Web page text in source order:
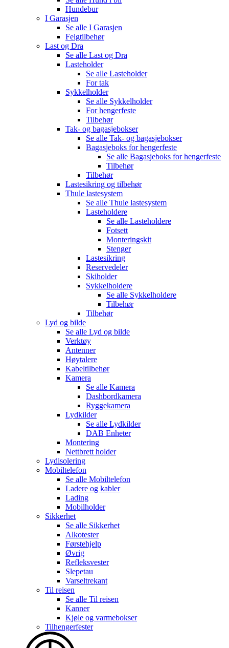
Hundebur
I Garasjen
Se alle I Garasjen
Felgtilbehør
Last og Dra
Se alle Last og Dra
Lasteholder
Se alle Lasteholder
For tak
Sykkelholder
Se alle Sykkelholder
For hengerfeste
Tilbehør
Tak- og bagasjebokser
Se alle Tak- og bagasjebokser
Bagasjeboks for hengerfeste
Se alle Bagasjeboks for hengerfeste
Tilbehør
Tilbehør
Lastesikring og tilbehør
Thule lastesystem
Se alle Thule lastesystem
Lasteholdere
Se alle Lasteholdere
Fotsett
Monteringskit
Stenger
Lastesikring
Reservedeler
Skiholder
Sykkelholdere
Se alle Sykkelholdere
Tilbehør
Tilbehør
Lyd og bilde
Se alle Lyd og bilde
Verktøy
Antenner
Høytalere
Kabeltilbehør
Kamera
Se alle Kamera
Dashbordkamera
Ryggekamera
Lydkilder
Se alle Lydkilder
DAB Enheter
Montering
Nettbrett holder
Lydisolering
Mobiltelefon
Se alle Mobiltelefon
Ladere og kabler
Lading
Mobilholder
Sikkerhet
Se alle Sikkerhet
Alkotester
Førstehjelp
Øvrig
Refleksvester
Slepetau
Varseltrekant
Til reisen
Se alle Til reisen
Kanner
Kjøle og varmebokser
Tilhengerfester